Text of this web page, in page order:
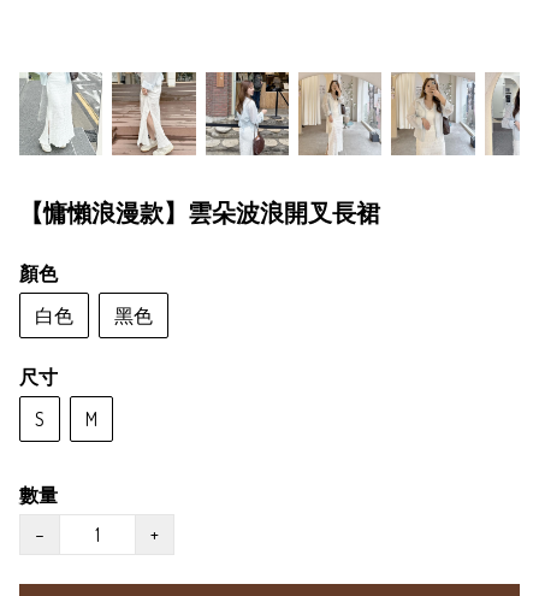
【慵懶浪漫款】雲朵波浪開叉長裙
顏色
白色
黑色
尺寸
S
M
數量
−
+